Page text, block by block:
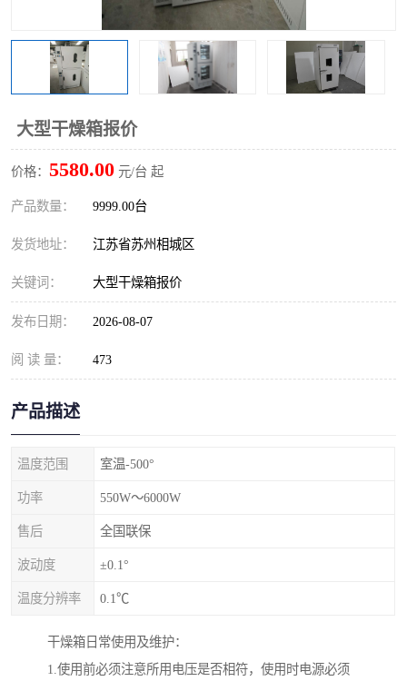
大型干燥箱报价
价格： 5580.00 元/台 起
产品数量： 9999.00台
发货地址： 江苏省苏州相城区
关键词： 大型干燥箱报价
发布日期： 2026-08-07
阅 读 量： 473
产品描述
温度范围 室温-500°
功率 550W～6000W
售后 全国联保
波动度 ±0.1°
温度分辨率 0.1℃
干燥箱日常使用及维护：
1.使用前必须注意所用电压是否相符，使用时电源必须